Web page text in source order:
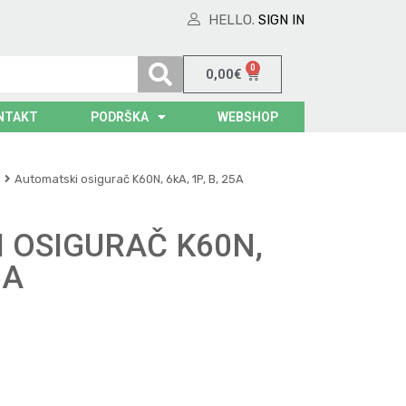
HELLO. SIGN IN
0,00€ 0
PODRŠKA WEBSHOP
Automatski osigurač K60N, 6kA, 1P, B, 25A
K60N,